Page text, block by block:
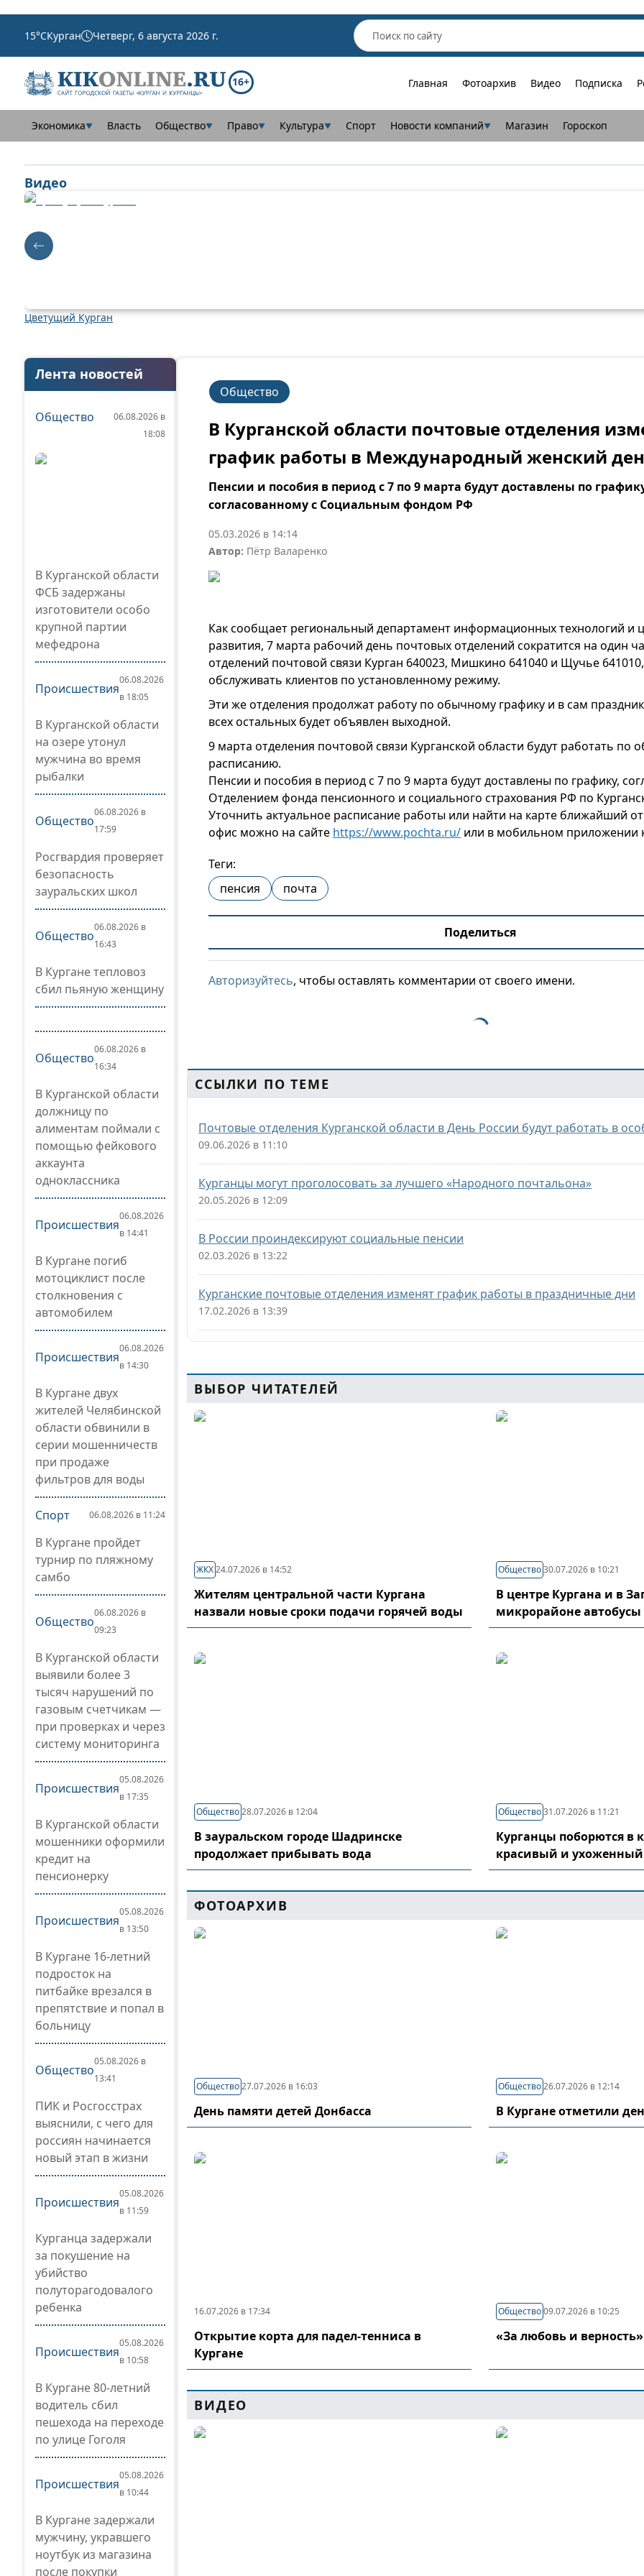
15°CКурган Четверг, 6 августа 2026 г.
16+ Главная Фотоархив Видео Подписка
Экономика▼ Власть Общество▼ Право▼ Культура▼ Спорт Новости компаний▼ Магазин Гороскоп
Видео
Цветущий Курган
Лента новостей
Общество
06.08.2026 в
18:08
В Курганской области
ФСБ задержаны
изготовители особо
крупной партии
мефедрона
Происшествия
06.08.2026
в 18:05
В Курганской области
на озере утонул
мужчина во время
рыбалки
Общество
06.08.2026 в
17:59
Росгвардия проверяет
безопасность
зауральских школ
Общество
06.08.2026 в
16:43
В Кургане тепловоз
сбил пьяную женщину
Общество
06.08.2026 в
16:34
В Курганской области
должницу по
алиментам поймали с
помощью фейкового
аккаунта
одноклассника
Происшествия
06.08.2026
в 14:41
В Кургане погиб
мотоциклист после
столкновения с
автомобилем
Происшествия
06.08.2026
в 14:30
В Кургане двух
жителей Челябинской
области обвинили в
серии мошенничеств
при продаже
фильтров для воды
Спорт 06.08.2026 в 11:24
В Кургане пройдет
турнир по пляжному
самбо
Общество
06.08.2026 в
09:23
В Курганской области
выявили более 3
тысяч нарушений по
газовым счетчикам —
при проверках и через
систему мониторинга
Происшествия
05.08.2026
в 17:35
В Курганской области
мошенники оформили
кредит на
пенсионерку
Происшествия
05.08.2026
в 13:50
В Кургане 16-летний
подросток на
питбайке врезался в
препятствие и попал в
больницу
Общество
05.08.2026 в
13:41
ПИК и Росгосстрах
выяснили, с чего для
россиян начинается
новый этап в жизни
Происшествия
05.08.2026
в 11:59
Курганца задержали
за покушение на
убийство
полуторагодовалого
ребенка
Происшествия
05.08.2026
в 10:58
В Кургане 80-летний
водитель сбил
пешехода на переходе
по улице Гоголя
Происшествия
05.08.2026
в 10:44
В Кургане задержали
мужчину, укравшего
ноутбук из магазина
после покупки
Общество
В Курганской области почтовые отделения
график работы в Международный женский
Пенсии и пособия в период с 7 по 9 марта будут доставлены по
согласованному с Социальным фондом РФ
05.03.2026 в 14:14
Автор: Пётр Валаренко
Как сообщает региональный департамент информационных технологий и
развития, 7 марта рабочий день почтовых отделений сократится на один
отделений почтовой связи Курган 640023, Мишкино 641040 и Щучье
обслуживать клиентов по установленному режиму.
Эти же отделения продолжат работу по обычному графику и в сам
всех остальных будет объявлен выходной.
9 марта отделения почтовой связи Курганской области будут работать по
расписанию.
Пенсии и пособия в период с 7 по 9 марта будут доставлены по графику,
Отделением фонда пенсионного и социального страхования РФ по
Уточнить актуальное расписание работы или найти на карте ближайший
офис можно на сайте https://www.pochta.ru/ или в мобильном приложении
Теги:
пенсия
почта
Поделиться
Авторизуйтесь, чтобы оставлять комментарии от своего имени.
ССЫЛКИ ПО ТЕМЕ
Почтовые отделения Курганской области в День России будут работать в
09.06.2026 в 11:10
Курганцы могут проголосовать за лучшего «Народного почтальона»
20.05.2026 в 12:09
В России проиндексируют социальные пенсии
02.03.2026 в 13:22
Курганские почтовые отделения изменят график работы в праздничные дни
17.02.2026 в 13:39
ВЫБОР ЧИТАТЕЛЕЙ
ЖКХ24.07.2026 в 14:52
Жителям центральной части Кургана
назвали новые сроки подачи горячей воды
Общество 30.07.2026 в 10:21
В центре Кургана и в
микрорайоне
Общество28.07.2026 в 12:04
В зауральском городе Шадринске
продолжает прибывать вода
Общество 31.07.2026 в 11:21
Курганцы поборются в
красивый и
ФОТОАРХИВ
Общество27.07.2026 в 16:03
День памяти детей Донбасса
Общество 26.07.2026 в 12:14
В Кургане отметили
16.07.2026 в 17:34
Открытие корта для падел-тенниса в
Кургане
Общество 09.07.2026 в 10:25
«За любовь и верность»
ВИДЕО